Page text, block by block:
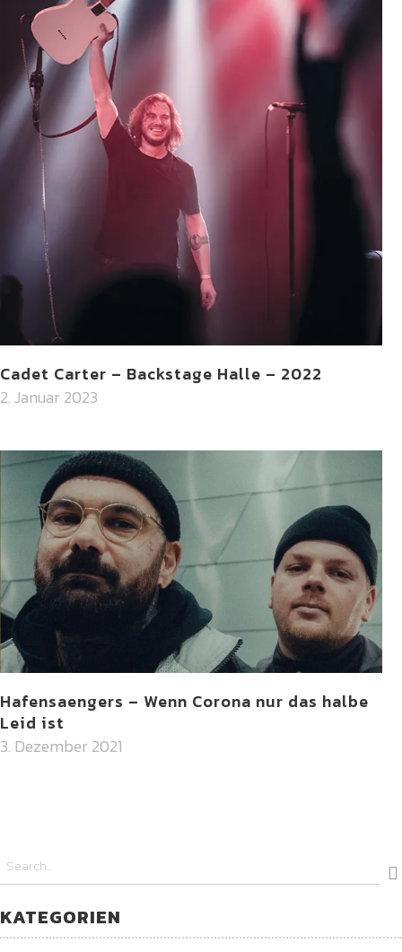
Cadet Carter – Backstage Halle – 2022
2. Januar 2023
Hafensaengers – Wenn Corona nur das halbe
Leid ist
3. Dezember 2021
KATEGORIEN